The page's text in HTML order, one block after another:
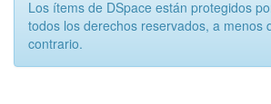
Los ítems de DSpace están protegidos
todos los derechos reservados, a menos
contrario.